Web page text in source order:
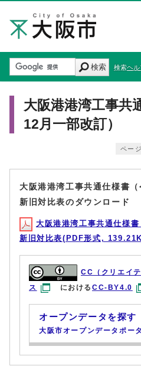
検索 検索ヘル
大阪港港湾工事共
12月一部改訂）
ペー
大阪港港湾工事共通仕様書
新旧対比表のダウンロード
大阪港港湾工事共通仕様
新旧対比表(PDF形式,
CC（クリエイ
ス
におけるCC-BY4.0
オープンデータを探す
大阪市オープンデータポー